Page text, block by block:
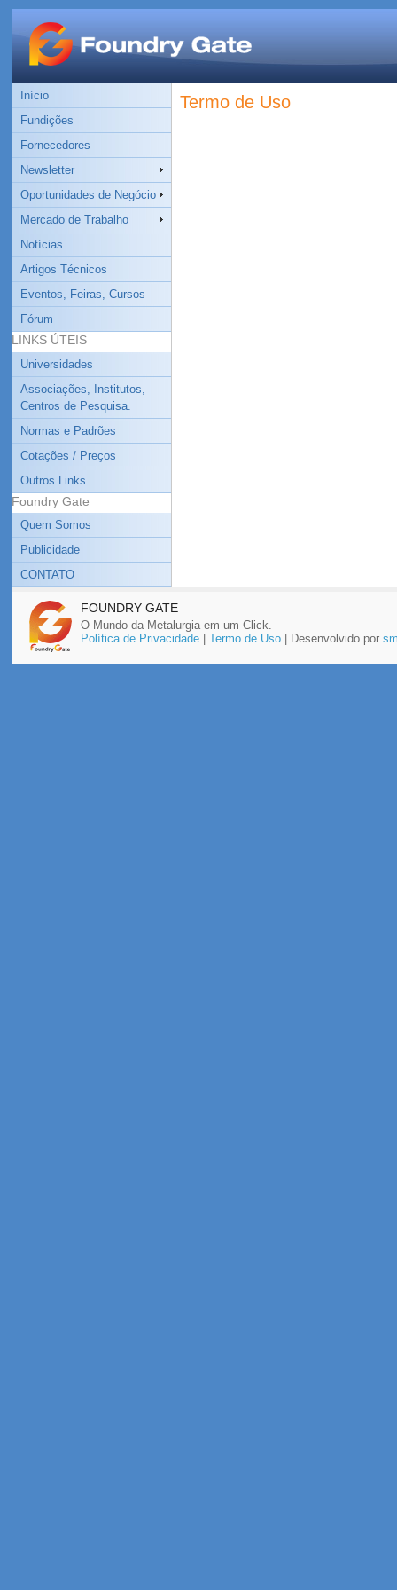
Início
Fundições
Fornecedores
Newsletter
Oportunidades de Negócio
Mercado de Trabalho
Notícias
Artigos Técnicos
Eventos, Feiras, Cursos
Fórum
LINKS ÚTEIS
Universidades
Associações, Institutos,
Centros de Pesquisa.
Normas e Padrões
Cotações / Preços
Outros Links
Foundry Gate
Quem Somos
Publicidade
CONTATO
Termo de Uso
FOUNDRY GATE
O Mundo da Metalurgia em um Click.
Política de Privacidade| Termo de Uso| Desenvolvido por